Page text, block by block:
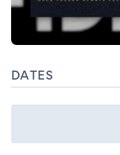
DATES